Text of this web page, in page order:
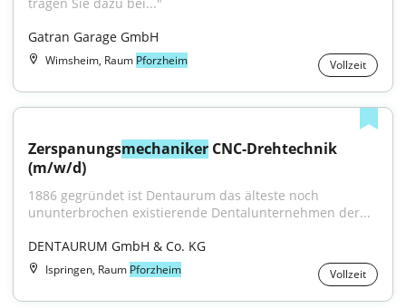
Gatran Garage GmbH
Wimsheim, Raum Pforzheim Vollzeit
Zerspanungsmechaniker CNC-Drehtechnik
(m/w/d)
1886 gegründet ist Dentaurum das älteste noch
ununterbrochen existierende Dentalunternehmen der...
DENTAURUM GmbH & Co. KG
Ispringen, Raum Pforzheim Vollzeit